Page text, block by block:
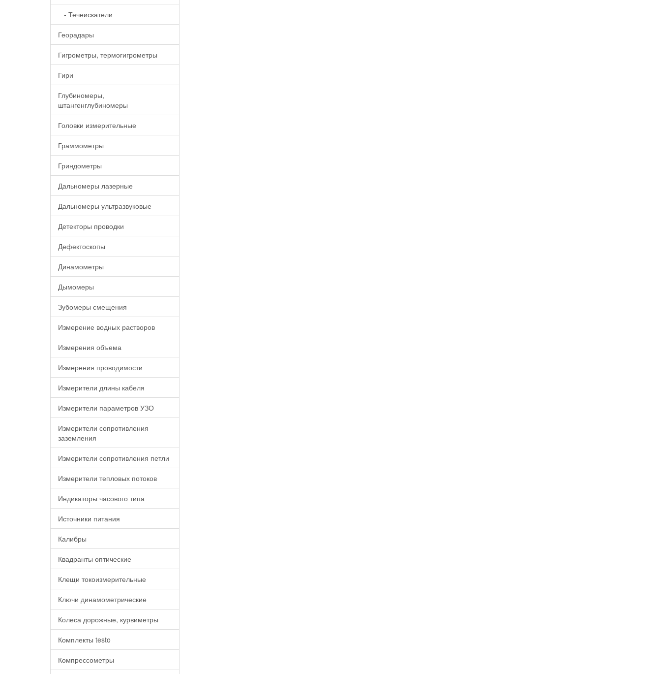
- Течеискатели
Георадары
Гигрометры, термогигрометры
Гири
Глубиномеры,
штангенглубиномеры
Головки измерительные
Граммометры
Гриндометры
Дальномеры лазерные
Дальномеры ультразвуковые
Детекторы проводки
Дефектоскопы
Динамометры
Дымомеры
Зубомеры смещения
Измерение водных растворов
Измерения объема
Измерения проводимости
Измерители длины кабеля
Измерители параметров УЗО
Измерители сопротивления
заземления
Измерители сопротивления петли
Измерители тепловых потоков
Индикаторы часового типа
Источники питания
Калибры
Квадранты оптические
Клещи токоизмерительные
Ключи динамометрические
Колеса дорожные, курвиметры
Комплекты testo
Компрессометры